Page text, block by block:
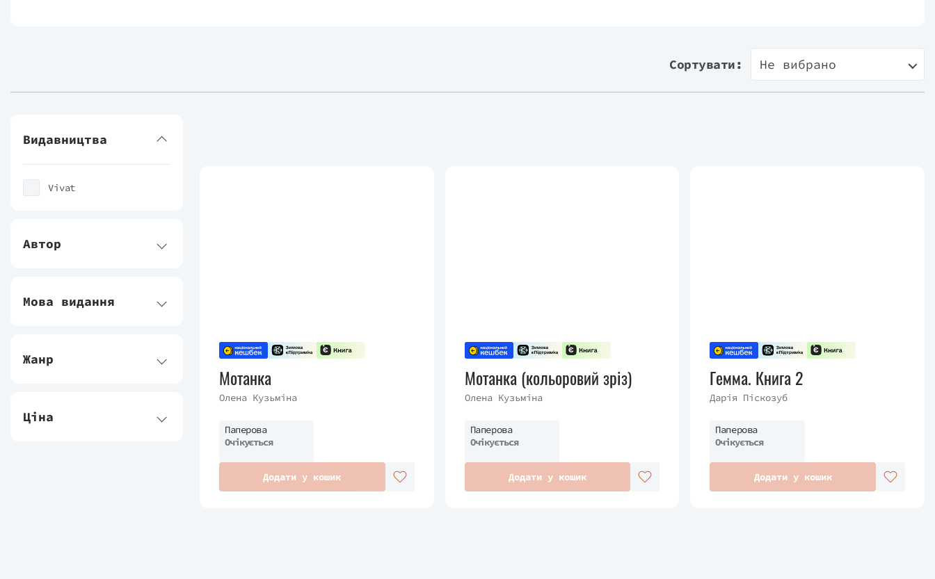
Сортувати: Не вибрано
Видавництва
Vivat
Автор
Мова видання
Жанр
Ціна
Мотанка
Олена Кузьміна
Паперова
Очікується
Додати у кошик
Мотанка (кольоровий зріз)
Олена Кузьміна
Паперова
Очікується
Додати у кошик
Гемма. Книга 2
Дарія Піскозуб
Паперова
Очікується
Додати у кошик